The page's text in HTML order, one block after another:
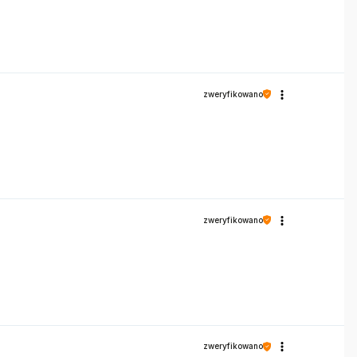
zweryfikowano
zweryfikowano
zweryfikowano